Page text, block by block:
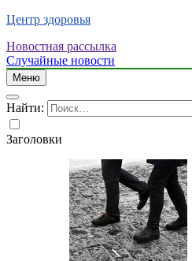
Центр здоровья
Новостная рассылка
Случайные новости
Меню
Найти:
Заголовки